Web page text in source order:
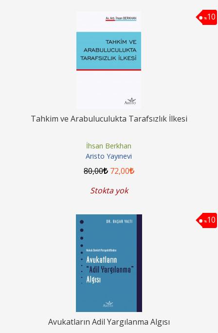
%10
Tahkim ve Arabuluculukta Tarafsızlık İlkesi
İhsan Berkhan
Aristo Yayınevi
80,00 72,00
Stokta yok
%10
Avukatların Adil Yargılanma Algısı